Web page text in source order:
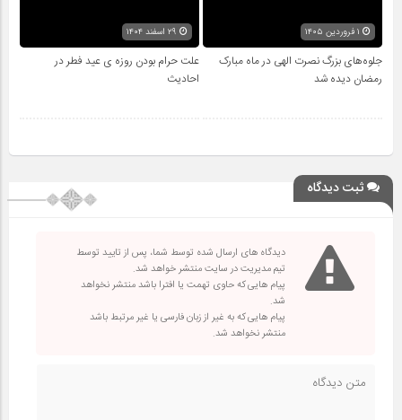
جلوه‌های بزرگ نصرت الهی در ماه مبارک
رمضان دیده شد
علت حرام بودن روزه ی عید فطر در
احادیث
ثبت دیدگاه
دیدگاه های ارسال شده توسط شما، پس از تایید توسط
تیم مدیریت در سایت منتشر خواهد شد.
پیام هایی که حاوی تهمت یا افترا باشد منتشر نخواهد
شد.
پیام هایی که به غیر از زبان فارسی یا غیر مرتبط باشد
منتشر نخواهد شد.